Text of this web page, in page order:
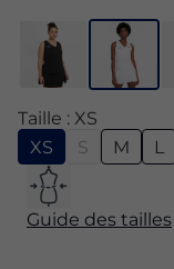
Taille : XS
XS
S M L
Guide des tailles